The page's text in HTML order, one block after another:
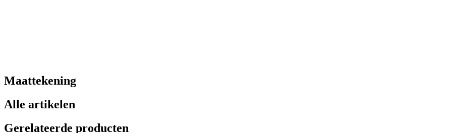
Maattekening
Alle artikelen
Gerelateerde producten